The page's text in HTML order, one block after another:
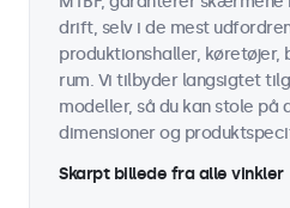
drift, selv i de mest
produktionshaller,
rum. Vi tilbyder langsigtet
modeller, så du kan stole på
dimensioner og
Skarpt billede fra alle vinkler